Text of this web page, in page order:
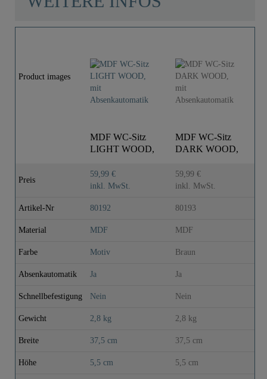
Product images
MDF WC-Sitz
LIGHT WOOD,
Absenkautomatik
MDF WC-Sitz
DARK WOOD,
Absenkautomatik
Preis
59,99 €
inkl. MwSt.
59,99 €
inkl. MwSt.
Artikel-Nr 80192 80193
Material MDF MDF
Farbe Motiv Braun
Absenkautomatik Ja Ja
Schnellbefestigung Nein Nein
Gewicht 2,8 kg 2,8 kg
Breite 37,5 cm 37,5 cm
Höhe 5,5 cm 5,5 cm